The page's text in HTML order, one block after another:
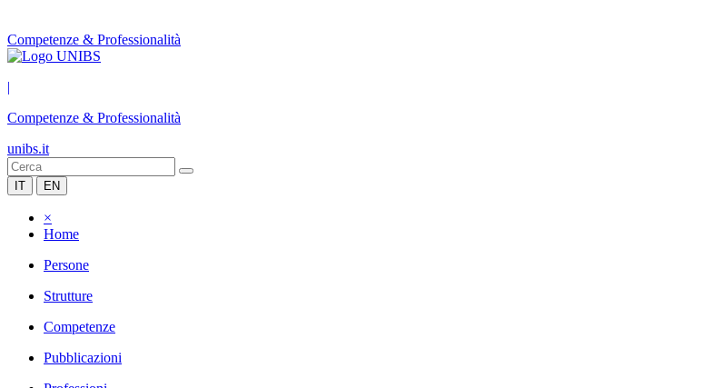
Competenze & Professionalità
|
Competenze & Professionalità
unibs.it
IT EN
×
Home
Persone
Strutture
Competenze
Pubblicazioni